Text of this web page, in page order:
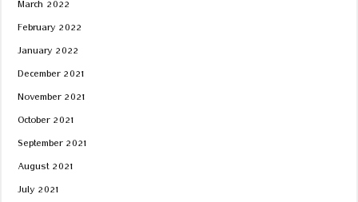
March 2022
February 2022
January 2022
December 2021
November 2021
October 2021
September 2021
August 2021
July 2021